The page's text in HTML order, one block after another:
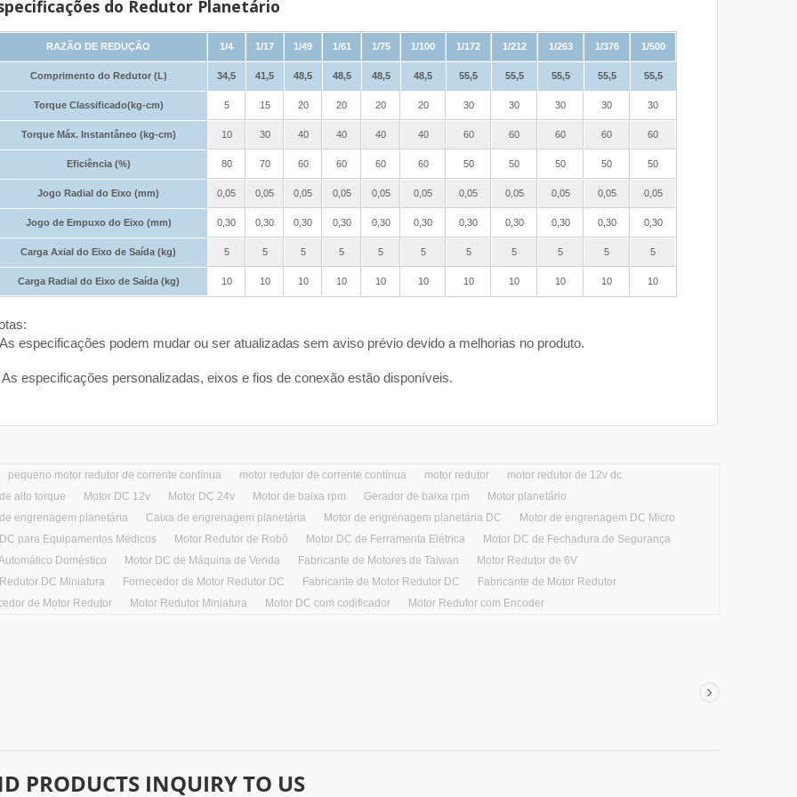
do Redutor Planetário
RAZÃO DE REDUÇÃO 1/4 1/17 1/49 1/61 1/75 1/100 1/172 1/212 1/263 1/376 1/500
Comprimento do Redutor (L) 34,5 41,5 48,5 48,5 48,5 48,5 55,5 55,5 55,5 55,5 55,5
Torque Classificado(kg-cm) 5 15 20 20 20 20 30 30 30 30 30
Torque Máx. Instantâneo (kg-cm) 10 30 40 40 40 40 60 60 60 60 60
Eficiência (%) 80 70 60 60 60 60 50 50 50 50 50
Jogo Radial do Eixo (mm) 0,05 0,05 0,05 0,05 0,05 0,05 0,05 0,05 0,05 0,05 0,05
Jogo de Empuxo do Eixo (mm) 0,30 0,30 0,30 0,30 0,30 0,30 0,30 0,30 0,30 0,30 0,30
Carga Axial do Eixo de Saída (kg) 5 5 5 5 5 5 5 5 5 5 5
Carga Radial do Eixo de Saída (kg) 10 10 10 10 10 10 10 10 10 10 10
especificações podem mudar ou ser atualizadas sem aviso prévio devido a melhorias no produto.
As especificações personalizadas, eixos e fios de conexão estão disponíveis.
pequeno motor redutor de corrente contínua motor redutor de corrente contínua motor redutor
motor redutor de 12v dc
alto torque
Motor DC 12v Motor DC 24v Motor de baixa rpm Gerador de baixa rpm
Motor planetário
engrenagem planetária
Caixa de engrenagem planetária Motor de engrenagem planetária DC
Motor de engrenagem DC Micro
para Equipamentos Médicos
Motor Redutor de Robô Motor DC de Ferramenta Elétrica
Motor DC de Fechadura de Segurança
Doméstico
Motor DC de Máquina de Venda Fabricante de Motores de Taiwan
Motor Redutor de 6V
DC Miniatura
Fornecedor de Motor Redutor DC Fabricante de Motor Redutor DC
Fabricante de Motor Redutor
de Motor Redutor
Motor Redutor Miniatura Motor DC com codificador Motor Redutor com Encoder